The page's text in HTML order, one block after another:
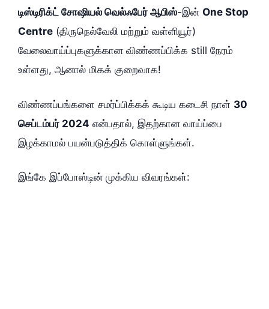
டிஸ்டிரிக்ட் சோஷியல் வெல்ஃபேர் ஆபிஸ்-இன் One Stop
Centre (திருநெல்வேலி மற்றும் வள்ளியூர்)
வேலைவாய்ப்புகளுக்கான விண்ணப்பிக்க still நேரம்
உள்ளது, ஆனால் மிகக் குறைவாக!
விண்ணப்பங்களை சமர்ப்பிக்கக் கூடிய கடைசி நாள் 30
செப்டம்பர் 2024 என்பதால், இதற்கான வாய்ப்பை
இழக்காமல் பயன்படுத்திக் கொள்ளுங்கள்.
இங்கே இப்போஸ்டின் முக்கிய விவரங்கள்: